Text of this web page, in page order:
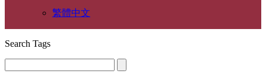
繁體中文
Search Tags